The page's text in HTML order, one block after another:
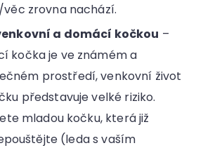
zrovna nachází.
a domácí kočkou –
kočka je ve známém a
prostředí, venkovní život
představuje velké riziko.
mladou kočku, která již
(leda s vaším